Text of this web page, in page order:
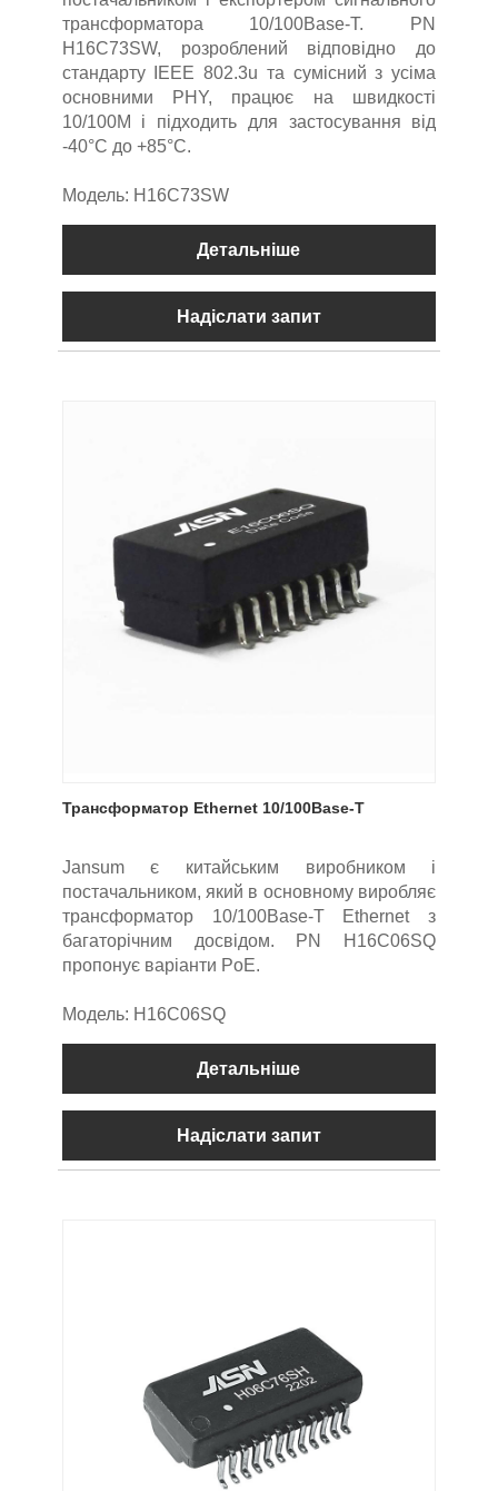
трансформатора 10/100Base-T. PN
H16C73SW, розроблений відповідно до
стандарту IEEE 802.3u та сумісний з усіма
основними PHY, працює на швидкості
10/100M і підходить для застосування від
-40°C до +85°C.
Модель: H16C73SW
Детальніше
Надіслати запит
Трансформатор Ethernet 10/100Base-T
Jansum є китайським виробником і
постачальником, який в основному виробляє
трансформатор 10/100Base-T Ethernet з
багаторічним досвідом. PN H16C06SQ
пропонує варіанти PoE.
Модель: H16C06SQ
Детальніше
Надіслати запит